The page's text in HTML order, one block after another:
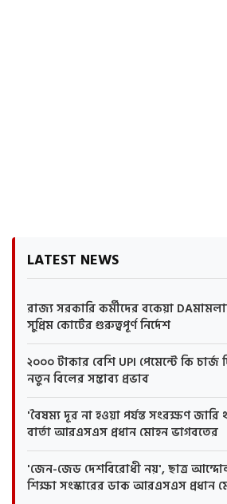
LATEST NEWS
রাজ্য সরকারি কর্মীদের বকেয়া
সুপ্রিম কোর্টের গুরুত্বপূর্ণ নির্দেশ
২০০০ টাকার বেশি UPI পেমেন্টে কি চার্জ
নতুন বিলের সম্ভাব্য প্রভাব
'বৈষম্য দূর না হওয়া পর্যন্ত সংরক্ষণ জারি
বার্তা আরএসএস প্রধান মোহন ভাগবতের
'জেন-জেড দেশবিরোধী নয়', ছাত্র
শিক্ষা সংস্কারের ডাক আরএসএস প্রধান